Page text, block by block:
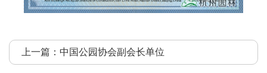
上一篇： 中国公园协会副会长单位